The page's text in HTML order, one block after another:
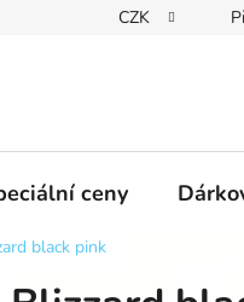
osobních údajů GDPR
CZK
ceny
black pink